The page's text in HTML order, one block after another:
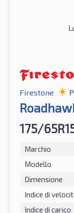
Firestone
175/
Marchio
Modello
Dimensione
Indice di
Indice di carico